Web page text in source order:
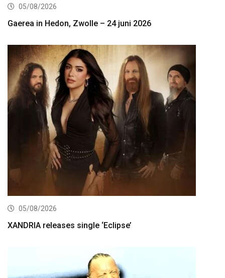
05/08/2026
Gaerea in Hedon, Zwolle – 24 juni 2026
05/08/2026
XANDRIA releases single ‘Eclipse’